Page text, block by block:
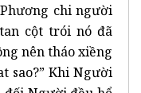
chi người
cột trói nó đã
nên tháo xiềng
sao?” Khi Người